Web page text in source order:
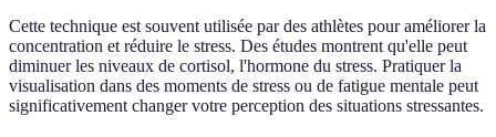
Cette technique est souvent utilisée par des athlètes pour améliorer la
concentration et réduire le stress. Des études montrent qu'elle peut
diminuer les niveaux de cortisol, l'hormone du stress. Pratiquer la
visualisation dans des moments de stress ou de fatigue mentale peut
significativement changer votre perception des situations stressantes.